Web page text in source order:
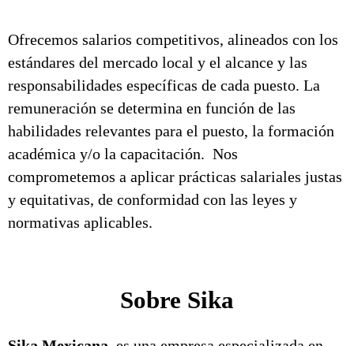
Ofrecemos salarios competitivos, alineados con los
estándares del mercado local y el alcance y las
responsabilidades específicas de cada puesto. La
remuneración se determina en función de las
habilidades relevantes para el puesto, la formación
académica y/o la capacitación. Nos
comprometemos a aplicar prácticas salariales justas
y equitativas, de conformidad con las leyes y
normativas aplicables.
Sobre Sika